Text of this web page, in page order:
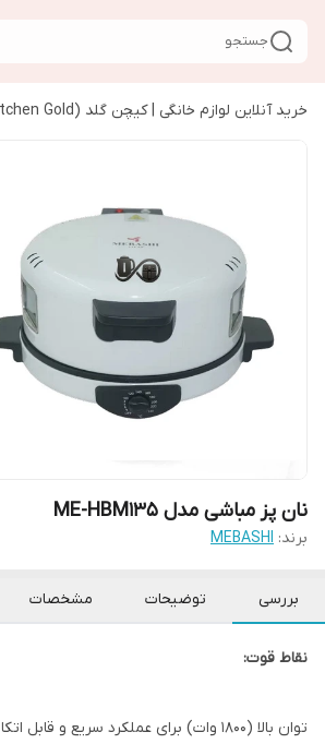
جستجو
خرید آنلاین لوازم خانگی | کیچن گلد (Kitchen Gold)
نان پز مباشی مدل ME-HBM135
برند: MEBASHI
بررسی توضیحات مشخصات
نقاط قوت:
توان بالا (۱۸۰۰ وات) برای عملکرد سریع و قابل اتکا